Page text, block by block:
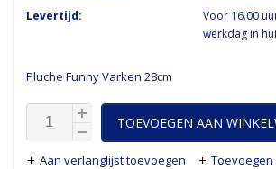
Levertijd:
Voor 16.00
werkdag in
Pluche Funny Varken 28cm
TOEVOEGEN AAN
Aan verlanglijst toevoegen